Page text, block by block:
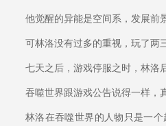
他觉醒的异能是空间系，发展前
可林洛没有过多的重视，玩了两
七天之后，游戏停服之时，林洛
吞噬世界跟游戏公告说得一样，
林洛在吞噬世界的人物只是一